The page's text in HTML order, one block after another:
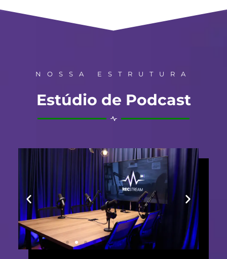
NOSSA ESTRUTURA
Estúdio de Podcast